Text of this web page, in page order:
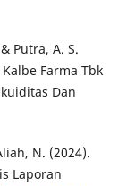
Putra, A. S.
Farma Tbk
Dan
N. (2024).
Laporan